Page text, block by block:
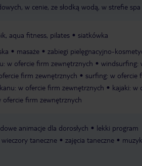
w cenie, ze słodką wodą, w strefie spa
aqua fitness, pilates siatkówka
masaże zabiegi pielęgnacyjno-
w ofercie firm zewnętrznych
windsurfing:
firm zewnętrznych surfing: w ofercie
kanu: w ofercie firm zewnętrznych
kajaki: w
ofercie firm zewnętrznych
animacje dla dorosłych
lekki program
wieczory taneczne zajęcia taneczne